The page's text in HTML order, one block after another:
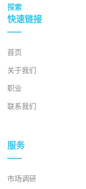
探索
快速链接
首页
关于我们
职业
联系我们
服务
市场调研